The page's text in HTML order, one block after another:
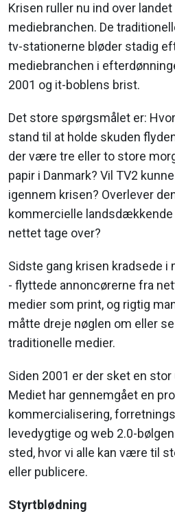
Krisen ruller nu ind over
mediebranchen. De
tv-stationerne bløder stadig
mediebranchen i
2001 og it-boblens brist.
Det store spørgsmålet er:
stand til at holde skuden
der være tre eller to store
papir i Danmark? Vil TV2
igennem ­krisen? Overlever
kommercielle landsdækkende
nettet tage over?
Sidste gang krisen kradsede i
- flyttede annoncørerne fra
medier som print, og rigtig
måtte dreje nøglen om eller
traditionelle medier.
Siden 2001 er der sket en
Mediet har gennemgået en
kommercialisering,
levedygtige og web 2.0-
sted, hvor vi alle kan være til
eller publicere.
Styrtblødning